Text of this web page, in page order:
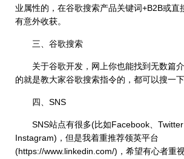
业属性的，在谷歌搜索产品关键词+B2B或直
有意外收获。
三、谷歌搜索
关于谷歌开发，网上你也能找到无数篇介
的就是教大家谷歌搜索指令的，都可以搜一下
四、SNS
SNS站点有很多(比如Facebook、Twitter
Instagram)，但是我着重推荐领英平台
(https://www.linkedin.com/)，希望有心者重